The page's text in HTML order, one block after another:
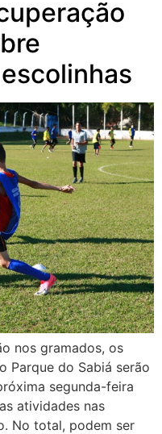
nos gramados, os
Parque do Sabiá serão
segunda-feira
atividades nas
No total, podem ser